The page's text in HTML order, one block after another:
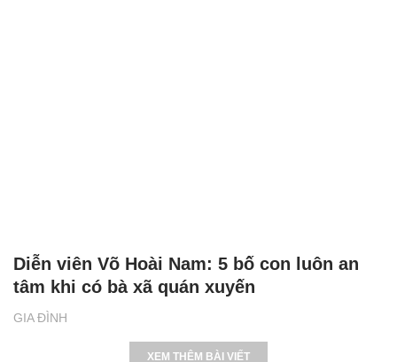
GIA ĐÌNH
Diễn viên Võ Hoài Nam: 5 bố con luôn an
tâm khi có bà xã quán xuyến
XEM THÊM BÀI VIẾT